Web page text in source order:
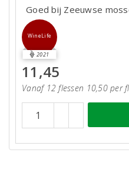
Goed bij Zeeuwse
WineLife
2021
11,45
Vanaf 12 flessen 10,50 per